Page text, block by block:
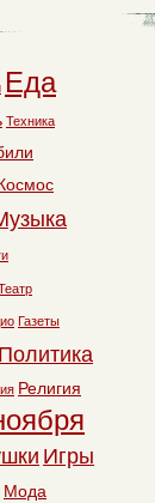
Еда
Техника
Газеты
Политика
Религия
Игры
Мода